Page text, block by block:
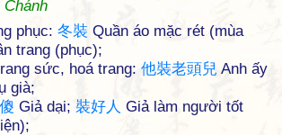
Chánh
phục: 冬裝 Quần áo mặc rét (mùa
trang (phục);
sức, hoá trang: 他裝老頭兒 Anh ấy
già;
傻 Giả dại; 裝好人 Giả làm người tốt